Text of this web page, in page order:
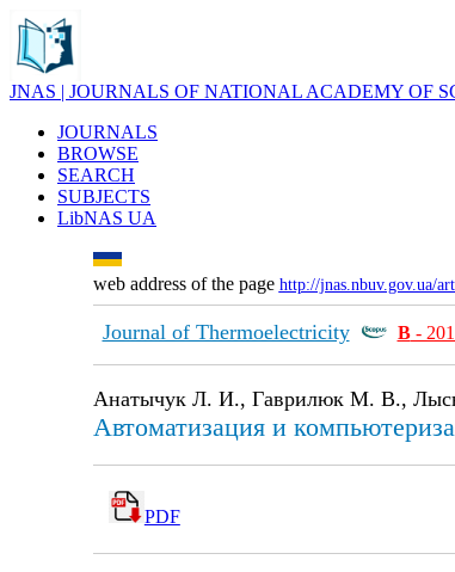
JNAS | JOURNALS OF NATIONAL ACADEMY OF
JOURNALS
BROWSE
SEARCH
SUBJECTS
LibNAS UA
web address of the page http://jnas.nbuv.gov.ua/
Journal of Thermoelectricity В-
Анатычук Л. И., Гаврилюк М. В.,
Автоматизация и
PDF